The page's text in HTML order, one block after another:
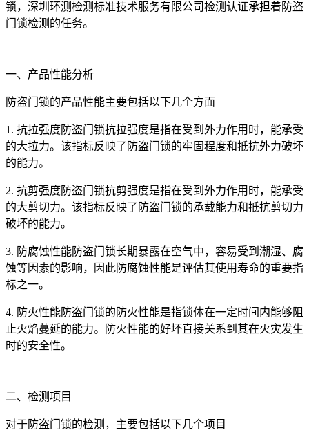
锁，深圳环测检测标准技术服务有限公司检测认证承担着防盗
门锁检测的任务。
一、产品性能分析
防盗门锁的产品性能主要包括以下几个方面
1. 抗拉强度防盗门锁抗拉强度是指在受到外力作用时，能承受
的大拉力。该指标反映了防盗门锁的牢固程度和抵抗外力破坏
的能力。
2. 抗剪强度防盗门锁抗剪强度是指在受到外力作用时，能承受
的大剪切力。该指标反映了防盗门锁的承载能力和抵抗剪切力
破坏的能力。
3. 防腐蚀性能防盗门锁长期暴露在空气中，容易受到潮湿、腐
蚀等因素的影响，因此防腐蚀性能是评估其使用寿命的重要指
标之一。
4. 防火性能防盗门锁的防火性能是指锁体在一定时间内能够阻
止火焰蔓延的能力。防火性能的好坏直接关系到其在火灾发生
时的安全性。
二、检测项目
对于防盗门锁的检测，主要包括以下几个项目